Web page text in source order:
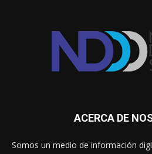
ACERCA DE
Somos un medio de información